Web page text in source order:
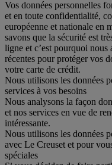
Vos données personnelles
et en toute confidentialité,
européenne et nationale en
savons que la sécurité est
ligne et c’est pourquoi
récentes pour protéger vos
votre carte de crédit.
Nous utilisons les données
services à vos besoins
Nous analysons la façon
et nos services en vue de
intéressante.
Nous utilisons les données
avec Le Creuset et pour
spéciales